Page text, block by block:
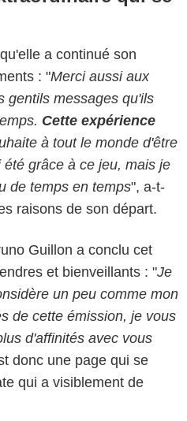
a continué son
: "Merci aussi aux
gentils messages qu'ils
Cette expérience
à tout le monde d'être
grâce à ce jeu, mais je
de temps en temps", a-t-
raisons de son départ.
Guillon a conclu cet
et bienveillants : "Je
un peu comme mon
de cette émission, je vous
d'affinités avec vous
donc une page qui se
qui a visiblement de